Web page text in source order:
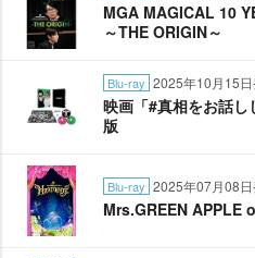
MGA MAGICAL 10
～THE ORIGIN～
Blu-ray 2025年10月15
映画「#真相をお話
版
Blu-ray 2025年07月08
Mrs.GREEN APPLE